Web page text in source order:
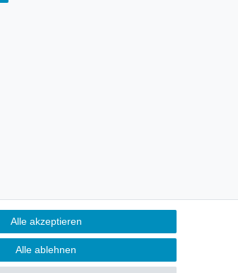
Alle akzeptieren
Alle ablehnen